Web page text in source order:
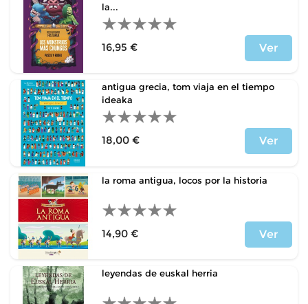
la...
16,95 €
Ver
antigua grecia, tom viaja en el tiempo
ideaka
18,00 €
Ver
la roma antigua, locos por la historia
14,90 €
Ver
leyendas de euskal herria